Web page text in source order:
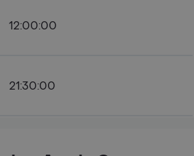
12:00:00
21:30:00